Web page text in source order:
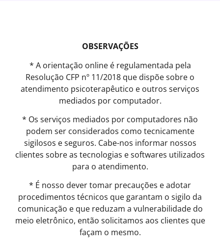
OBSERVAÇÕES
* A orientação online é regulamentada pela
Resolução CFP nº 11/2018 que dispõe sobre o
atendimento psicoterapêutico e outros serviços
mediados por computador.
* Os serviços mediados por computadores não
podem ser considerados como tecnicamente
sigilosos e seguros. Cabe-nos informar nossos
clientes sobre as tecnologias e softwares utilizados
para o atendimento.
* É nosso dever tomar precauções e adotar
procedimentos técnicos que garantam o sigilo da
comunicação e que reduzam a vulnerabilidade do
meio eletrônico, então solicitamos aos clientes que
façam o mesmo.